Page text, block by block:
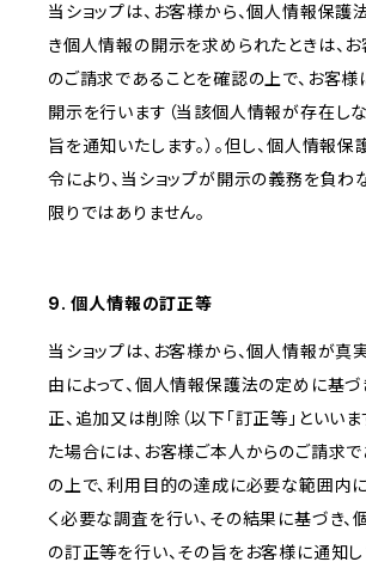
当ショップは、お客様から、個人情報保護
き個人情報の開示を求められたときは、
のご請求であることを確認の上で、お客様
開示を行います（当該個人情報が存在し
旨を通知いたします。）。但し、個人情報
令により、当ショップが開示の義務を負わ
限りではありません。
9. 個人情報の訂正等
当ショップは、お客様から、個人情報が真
由によって、個人情報保護法の定めに基
正、追加又は削除（以下「訂正等」といいま
た場合には、お客様ご本人からのご請求
の上で、利用目的の達成に必要な範囲内
く必要な調査を行い、その結果に基づき、
の訂正等を行い、その旨をお客様に通知し